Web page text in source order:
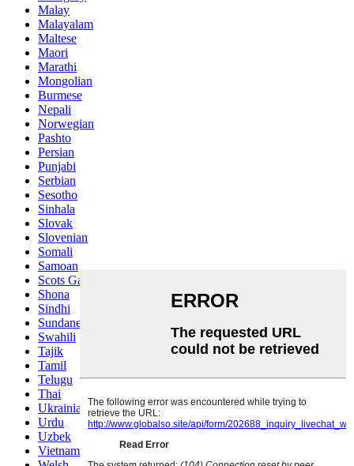
Malay
Malayalam
Maltese
Maori
Marathi
Mongolian
Burmese
Nepali
Norwegian
Pashto
Persian
Punjabi
Serbian
Sesotho
Sinhala
Slovak
Slovenian
Somali
Samoan
Scots Gaelic
Shona
Sindhi
Sundanese
Swahili
Tajik
Tamil
Telugu
Thai
Ukrainian
Urdu
Uzbek
Vietnamese